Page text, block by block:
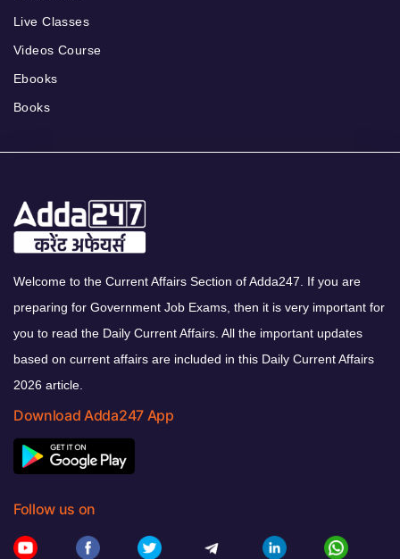
Live Classes
Videos Course
Ebooks
Books
Welcome to the Current Affairs Section of Adda247. If you are
preparing for Government Job Exams, then it is very important for
you to read the Daily Current Affairs. All the important updates
based on current affairs are included in this Daily Current Affairs
2026 article.
Download Adda247 App
Follow us on